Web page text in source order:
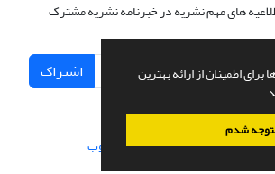
اطمینان از ارائه بهترین
شدم
های مهم نشریه در خبرنامه نشریه مشترک
اشتراک
علمی.طراحی و پیاده سازی از سیناوب